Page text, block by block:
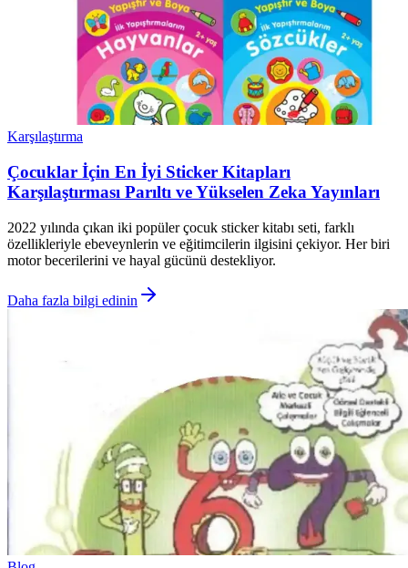
Karşılaştırma
Çocuklar İçin En İyi Sticker Kitapları
Karşılaştırması Parıltı ve Yükselen Zeka Yayınları
2022 yılında çıkan iki popüler çocuk sticker kitabı seti, farklı
özellikleriyle ebeveynlerin ve eğitimcilerin ilgisini çekiyor. Her biri
motor becerilerini ve hayal gücünü destekliyor.
Daha fazla bilgi edinin